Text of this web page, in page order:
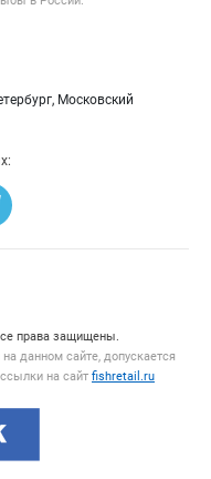
Московский
данных
права защищены.
данном сайте, допускается
на сайт fishretail.ru